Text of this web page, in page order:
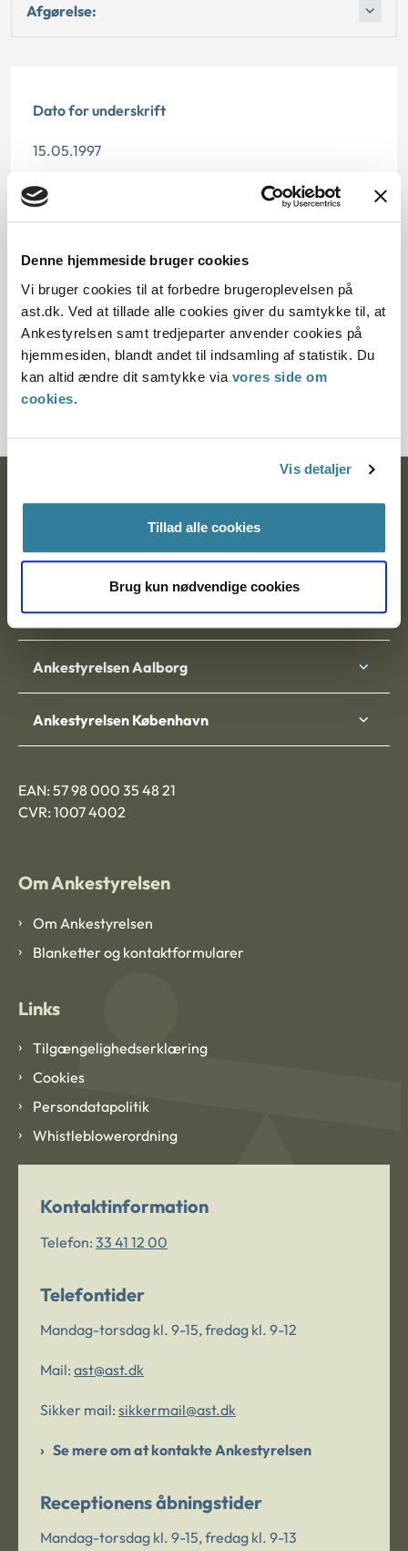
Denne hjemmeside bruger cookies
Vi bruger cookies til at forbedre brugeroplevelsen på
ast.dk. Ved at tillade alle cookies giver du samtykke til, at
Ankestyrelsen samt tredjeparter anvender cookies på
hjemmesiden, blandt andet til indsamling af statistik. Du
kan altid ændre dit samtykke via vores side om
cookies.
Vis detaljer
Tillad alle cookies
Brug kun nødvendige cookies
Afgørelse:
Dato for underskrift
15.05.1997
Offentliggørelsesdato
Paragraf
§ 21
Journalnummer
201249-96
Ankestyrelsen
9000 Aalborg
Ankestyrelsen Aalborg
Ankestyrelsen København
EAN: 57 98 000 35 48 21
CVR: 1007 4002
Om Ankestyrelsen
Om Ankestyrelsen
Blanketter og kontaktformularer
Links
Tilgængelighedserklæring
Cookies
Persondatapolitik
Whistleblowerordning
Kontaktinformation
Telefon: 33 41 12 00
Telefontider
Mandag-torsdag kl. 9-15, fredag kl. 9-12
Mail: ast@ast.dk
Sikker mail: sikkermail@ast.dk
Se mere om at kontakte Ankestyrelsen
Receptionens åbningstider
Mandag-torsdag kl. 9-15, fredag kl. 9-13